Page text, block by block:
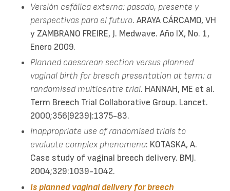
Versión cefálica externa: pasado, presente y
perspectivas para el futuro. ARAYA CÁRCAMO, VH
y ZAMBRANO FREIRE, J. Medwave. Año IX, No. 1,
Enero 2009.
Planned caesarean section versus planned
vaginal birth for breech presentation at term: a
randomised multicentre trial. HANNAH, ME et al.
Term Breech Trial Collaborative Group. Lancet.
2000;356(9239):1375-83.
Inappropriate use of randomised trials to
evaluate complex phenomena: KOTASKA, A.
Case study of vaginal breech delivery. BMJ.
2004;329:1039-1042.
Is planned vaginal delivery for breech